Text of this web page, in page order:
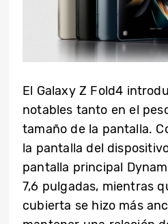
El Galaxy Z Fold4
notables tanto en el
tamaño de la pantalla.
la pantalla del
pantalla principal
7,6 pulgadas, mientras
cubierta se hizo más